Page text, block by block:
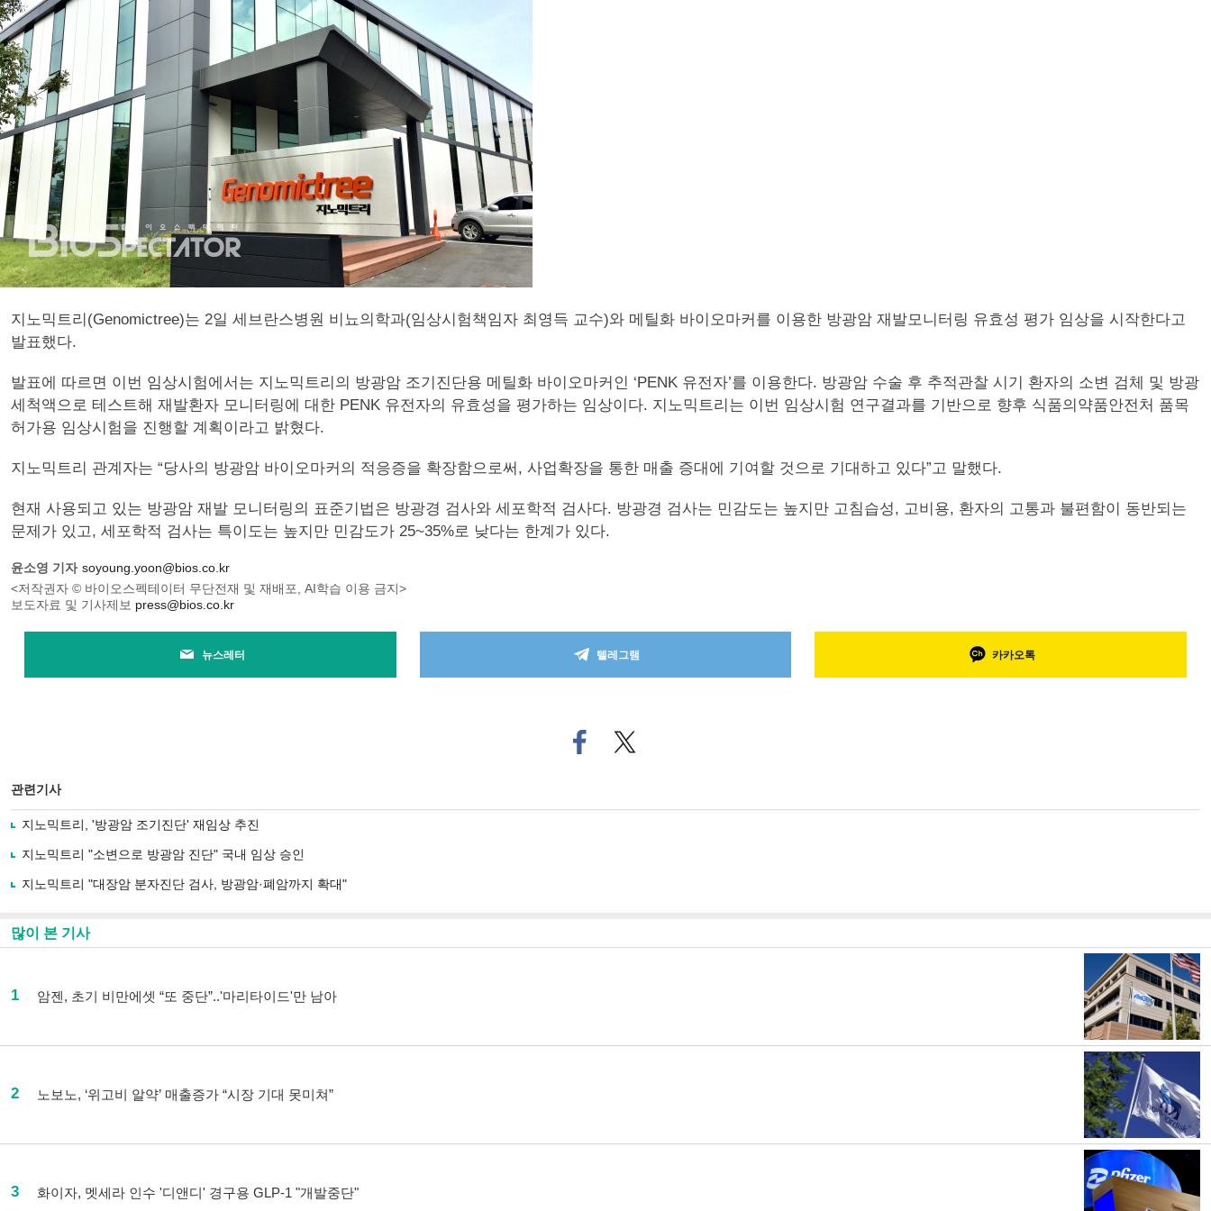
지노믹트리(Genomictree)는 2일 세브란스병원 비뇨의학과(임상시험책임자 최영득 교수)와 메틸화 바이오마커를 이용한 방광암 재발모니터링 유효성 평가 임상을 시작한다고
발표했다.
발표에 따르면 이번 임상시험에서는 지노믹트리의 방광암 조기진단용 메틸화 바이오마커인 ‘PENK 유전자’를 이용한다. 방광암 수술 후 추적관찰 시기 환자의 소변 검체 및 방광
세척액으로 테스트해 재발환자 모니터링에 대한 PENK 유전자의 유효성을 평가하는 임상이다. 지노믹트리는 이번 임상시험 연구결과를 기반으로 향후 식품의약품안전처 품목
허가용 임상시험을 진행할 계획이라고 밝혔다.
지노믹트리 관계자는 “당사의 방광암 바이오마커의 적응증을 확장함으로써, 사업확장을 통한 매출 증대에 기여할 것으로 기대하고 있다”고 말했다.
현재 사용되고 있는 방광암 재발 모니터링의 표준기법은 방광경 검사와 세포학적 검사다. 방광경 검사는 민감도는 높지만 고침습성, 고비용, 환자의 고통과 불편함이 동반되는
문제가 있고, 세포학적 검사는 특이도는 높지만 민감도가 25~35%로 낮다는 한계가 있다.
윤소영 기자 soyoung.yoon@bios.co.kr
<저작권자 © 바이오스펙테이터 무단전재 및 재배포, AI학습 이용 금지>
보도자료 및 기사제보 press@bios.co.kr
뉴스레터 텔레그램 카카오톡
페
이
트위
터로
관련기사
지노믹트리, '방광암 조기진단' 재임상 추진
지노믹트리 "소변으로 방광암 진단" 국내 임상 승인
지노믹트리 "대장암 분자진단 검사, 방광암·폐암까지 확대"
많이 본 기사
1 암젠, 초기 비만에셋 “또 중단”..'마리타이드'만 남아
2 노보노, ‘위고비 알약’ 매출증가 “시장 기대 못미쳐”
3 화이자, 멧세라 인수 '디앤디' 경구용 GLP-1 "개발중단"